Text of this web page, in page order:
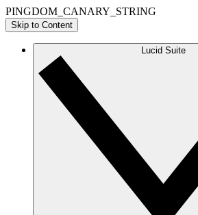
PINGDOM_CANARY_STRING
Skip to Content
Lucid Suite